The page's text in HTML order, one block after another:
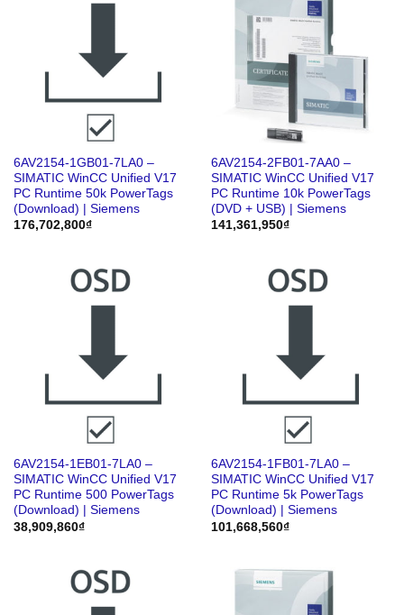
6AV2154-1GB01-7LA0 –
SIMATIC WinCC Unified V17
PC Runtime 50k PowerTags
(Download) | Siemens
176,702,800₫
6AV2154-2FB01-7AA0 –
SIMATIC WinCC Unified V17
PC Runtime 10k PowerTags
(DVD + USB) | Siemens
141,361,950₫
6AV2154-1EB01-7LA0 –
SIMATIC WinCC Unified V17
PC Runtime 500 PowerTags
(Download) | Siemens
38,909,860₫
6AV2154-1FB01-7LA0 –
SIMATIC WinCC Unified V17
PC Runtime 5k PowerTags
(Download) | Siemens
101,668,560₫